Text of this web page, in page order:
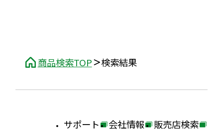
商品検索TOP 検索結果
サポート 会社情報 販売店検索